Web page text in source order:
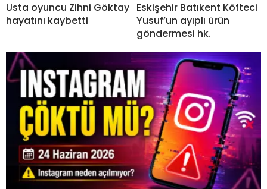
Usta oyuncu Zihni Göktay
hayatını kaybetti
Eskişehir Batıkent Köfteci
Yusuf’un ayıplı ürün
göndermesi hk.